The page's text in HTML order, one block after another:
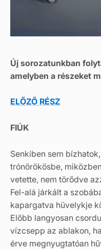
Új sorozatunkban
amelyben a részeket
ELŐZŐ RÉSZ
FIÚK
Senkiben sem
trónörökösbe,
vetette, nem törődve
Fel-alá járkált a
kapargatva hüvelykje
Előbb langyosan
vízcsepp az ablakon,
érve megnyugtatóan